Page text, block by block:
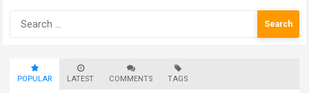
Search
POPULAR LATEST COMMENTS TAGS